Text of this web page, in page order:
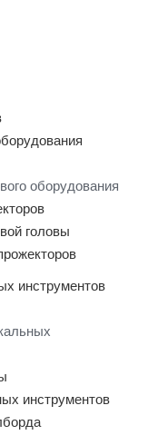
оборудования
головы
инструментов
инструментов